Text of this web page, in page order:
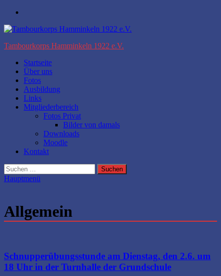
Zum
springen
Tambourkorps Hamminkeln 1922 e.V.
Startseite
Über uns
Fotos
Ausbildung
Links
Mitgliederbereich
Fotos Privat
Bilder von damals
Downloads
Moodle
Kontakt
Suchen
nach:
Hauptmenü
Allgemein
Schnupperübungsstunde am Dienstag, den 2.6. um
18 Uhr in der Turnhalle der Grundschule